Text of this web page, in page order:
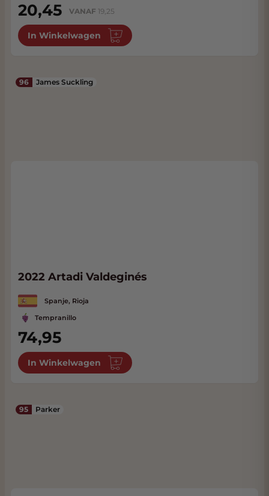
20,45 VANAF 19,25
In Winkelwagen
96 James Suckling
2022 Artadi Valdeginés
Spanje, Rioja
Tempranillo
74,95
In Winkelwagen
95 Parker